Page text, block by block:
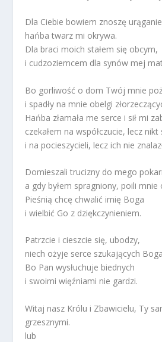
Dla Ciebie bowiem znoszę
hańba twarz mi okrywa.
Dla braci moich stałem się obcym,
i cudzoziemcem dla synów mej
Bo gorliwość o dom Twój mnie
i spadły na mnie obelgi
Hańba złamała me serce i sił mi
czekałem na współczucie, lecz nikt
i na pocieszycieli, lecz ich nie
Domieszali trucizny do mego
a gdy byłem spragniony, poili mnie
Pieśnią chcę chwalić imię Boga
i wielbić Go z dziękczynieniem.
Patrzcie i cieszcie się, ubodzy,
niech ożyje serce szukających
Bo Pan wysłuchuje biednych
i swoimi więźniami nie gardzi.
Witaj nasz Królu i Zbawicielu, Ty
grzesznymi.
lub